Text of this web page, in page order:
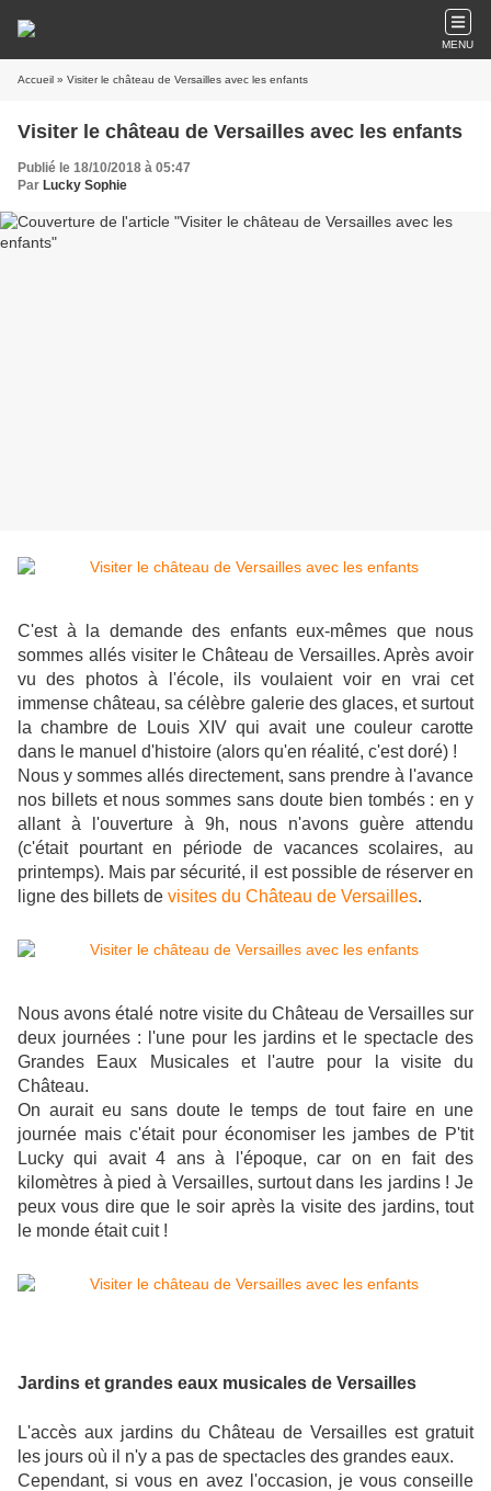
MENU
Accueil » Visiter le château de Versailles avec les enfants
Visiter le château de Versailles avec les enfants
Publié le 18/10/2018 à 05:47
Par Lucky Sophie
C'est à la demande des enfants eux-mêmes que nous
sommes allés visiter le Château de Versailles. Après avoir
vu des photos à l'école, ils voulaient voir en vrai cet
immense château, sa célèbre galerie des glaces, et surtout
la chambre de Louis XIV qui avait une couleur carotte
dans le manuel d'histoire (alors qu'en réalité, c'est doré) !
Nous y sommes allés directement, sans prendre à l'avance
nos billets et nous sommes sans doute bien tombés : en y
allant à l'ouverture à 9h, nous n'avons guère attendu
(c'était pourtant en période de vacances scolaires, au
printemps). Mais par sécurité, il est possible de réserver en
ligne des billets de visites du Château de Versailles.
Nous avons étalé notre visite du Château de Versailles sur
deux journées : l'une pour les jardins et le spectacle des
Grandes Eaux Musicales et l'autre pour la visite du
Château.
On aurait eu sans doute le temps de tout faire en une
journée mais c'était pour économiser les jambes de P'tit
Lucky qui avait 4 ans à l'époque, car on en fait des
kilomètres à pied à Versailles, surtout dans les jardins ! Je
peux vous dire que le soir après la visite des jardins, tout
le monde était cuit !
Jardins et grandes eaux musicales de Versailles
L'accès aux jardins du Château de Versailles est gratuit
les jours où il n'y a pas de spectacles des grandes eaux.
Cependant, si vous en avez l'occasion, je vous conseille